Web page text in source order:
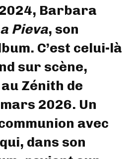
Barbara
Pieva, son
C’est celui-là
sur scène,
Zénith de
2026. Un
avec
dans son